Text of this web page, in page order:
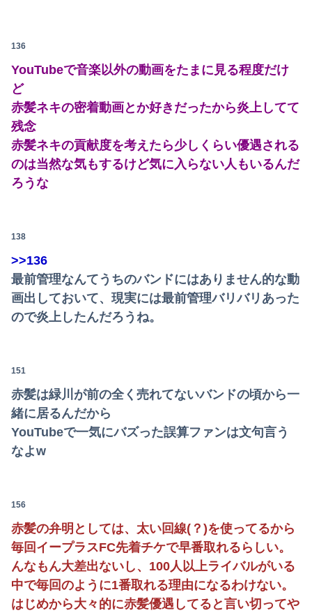
136
YouTubeで音楽以外の動画をたまに見る程度だけ
ど
赤髪ネキの密着動画とか好きだったから炎上してて
残念
赤髪ネキの貢献度を考えたら少しくらい優遇される
のは当然な気もするけど気に入らない人もいるんだ
ろうな
138
>>136
最前管理なんてうちのバンドにはありません的な動
画出しておいて、現実には最前管理バリバリあった
ので炎上したんだろうね。
151
赤髪は緑川が前の全く売れてないバンドの頃から一
緒に居るんだから
YouTubeで一気にバズった誤算ファンは文句言う
なよw
156
赤髪の弁明としては、太い回線(？)を使ってるから
毎回イープラスFC先着チケで早番取れるらしい。
んなもん大差出ないし、100人以上ライバルがいる
中で毎回のように1番取れる理由になるわけない。
はじめから大々的に赤髪優遇してると言い切ってや